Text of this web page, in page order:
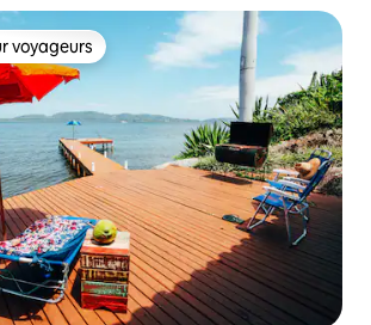
les plus appréciés
voyageurs